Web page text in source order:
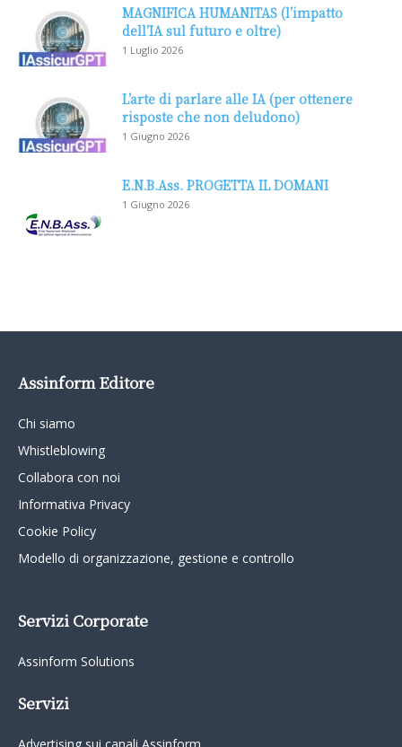
MAGNIFICA HUMANITAS (l’impatto
dell’IA sul futuro e oltre)
1 Luglio 2026
L’arte di parlare alle IA (per ottenere
risposte che non deludono)
1 Giugno 2026
E.N.B.Ass. PROGETTA IL DOMANI
1 Giugno 2026
Assinform Editore
Chi siamo
Whistleblowing
Collabora con noi
Informativa Privacy
Cookie Policy
Modello di organizzazione, gestione e controllo
Servizi Corporate
Assinform Solutions
Servizi